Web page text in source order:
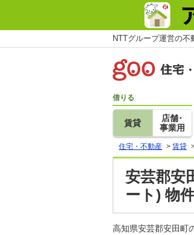
NTTグループ運営の
借りる
賃貸
店舗･
事業用
住宅・不動産 > 賃貸
安芸郡安
ート) 物
高知県安芸郡安田町